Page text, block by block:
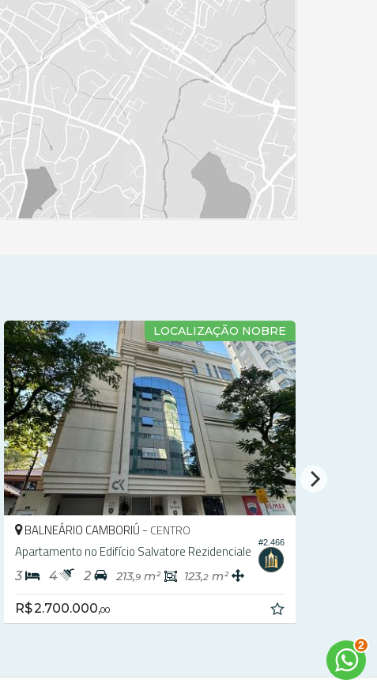
LOCALIZAÇÃO NOBRE
#2.466
BALNEÁRIO CAMBORIÚ - CENTRO
Apartamento no Edifício Salvatore Rezidenciale
3 4 2 213,9m² 123,2 m²
R$ 2.700.000,00
2